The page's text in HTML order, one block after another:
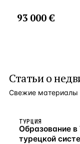
93 000 €
Статьи о
Свежие материалы
ТУРЦИЯ
Образование в
турецкой